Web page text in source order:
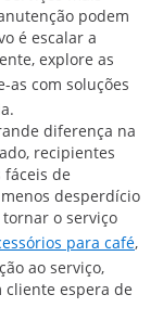
podem
é escalar a
explore as
as com soluções
diferença na
recipientes
de
desperdício
o serviço
para café,
ao serviço,
cliente espera de